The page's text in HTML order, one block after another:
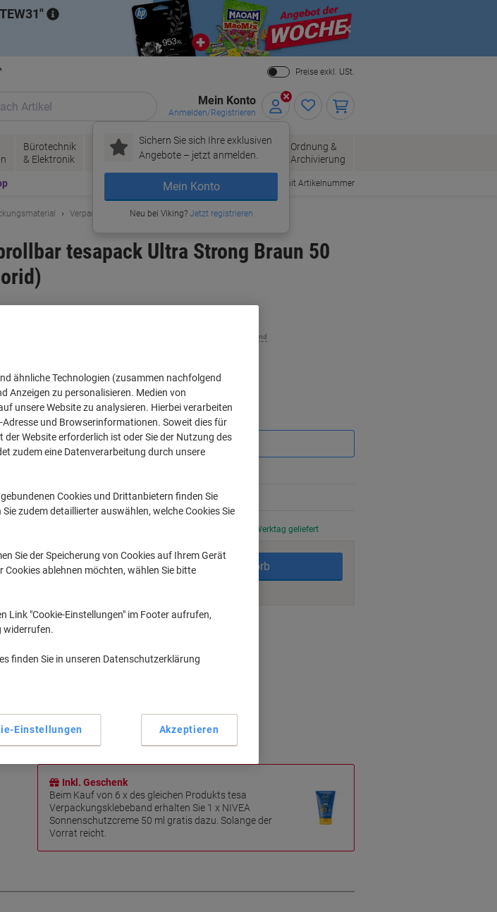
Close
Preise exkl. USt.
Mein Konto
Anmelden/Registrieren
Sichern Sie sich Ihre exklusiven
Angebote – jetzt anmelden.
Mein Konto
Neu bei Viking?Jetzt registrieren
Bürotechnik
& Elektronik
Tinte &
Toner
Papier, Versand
& Pakete
Bürobedarf
Ordnung &
Archivierung
Bestellen mit Artikelnummer
Verpackungsklebeband & Packbandabroller
tesapack Ultra Strong Braun 50
0,08 € / m exkl. USt
zzgl. Versand
Menge exkl. USt
1-2Stück 5,79 €
6+ Stück 4,99 € -13%
Vor 17:00 Uhr bestellt, am nächsten Werktag geliefert
Menge
In den Warenkorb
Lieferinformationen
Haupteigenschaften
Inkl. Geschenk
Beim Kauf von 6 x des gleichen Produkts tesa
Verpackungsklebeband erhalten Sie 1 x NIVEA
Sonnenschutzcreme 50 ml gratis dazu. Solange der
Vorrat reicht.
ähnliche Technologien (zusammen nachfolgend
Anzeigen zu personalisieren. Medien von
unsere Website zu analysieren. Hierbei verarbeiten
und Browserinformationen. Soweit dies für
Website erforderlich ist oder Sie der Nutzung des
zudem eine Datenverarbeitung durch unsere
Cookies und Drittanbietern finden Sie
zudem detaillierter auswählen, welche Cookies Sie
Sie der Speicherung von Cookies auf Ihrem Gerät
Cookies ablehnen möchten, wählen Sie bitte
Link "Cookie-Einstellungen" im Footer aufrufen,
widerrufen.
finden Sie in unseren Datenschutzerklärung
Einstellungen Akzeptieren